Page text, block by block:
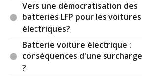
Vers une démocratisation des
batteries LFP pour les voitures
électriques?
Batterie voiture électrique :
conséquences d'une surcharge
?